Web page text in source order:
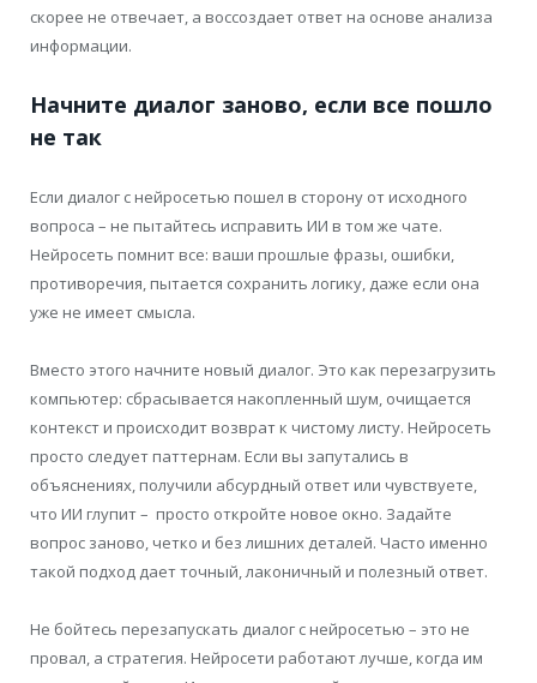
скорее не отвечает, а воссоздает ответ на основе анализа
информации.
Начните диалог заново, если все пошло
не так
Если диалог с нейросетью пошел в сторону от исходного
вопроса – не пытайтесь исправить ИИ в том же чате.
Нейросеть помнит все: ваши прошлые фразы, ошибки,
противоречия, пытается сохранить логику, даже если она
уже не имеет смысла.
Вместо этого начните новый диалог. Это как перезагрузить
компьютер: сбрасывается накопленный шум, очищается
контекст и происходит возврат к чистому листу. Нейросеть
просто следует паттернам. Если вы запутались в
объяснениях, получили абсурдный ответ или чувствуете,
что ИИ глупит – просто откройте новое окно. Задайте
вопрос заново, четко и без лишних деталей. Часто именно
такой подход дает точный, лаконичный и полезный ответ.
Не бойтесь перезапускать диалог с нейросетью – это не
провал, а стратегия. Нейросети работают лучше, когда им